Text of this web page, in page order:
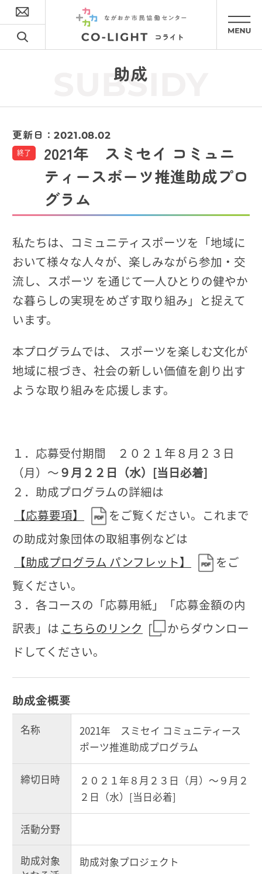
助成
SUBSIDY
更新日：2021.08.02
終了
2021年 スミセイ コミュニ
ティースポーツ推進助成プロ
グラム
私たちは、コミュニティスポーツを「地域に
おいて様々な人々が、楽しみながら参加・交
流し、スポーツ を通じて一人ひとりの健やか
な暮らしの実現をめざす取り組み」と捉えて
います。
本プログラムでは、 スポーツを楽しむ文化が
地域に根づき、社会の新しい価値を創り出す
ような取り組みを応援します。
１．応募受付期間 ２０２１年８月２３日
（月）～９月２２日（水）[当日必着]
２．助成プログラムの詳細は
【応募要項】
をご覧ください。これまで
の助成対象団体の取組事例などは
【助成プログラム パンフレット】
をご
覧ください。
３．各コースの「応募用紙」「応募金額の内
訳表」は こちらのリンク
からダウンロー
ドしてください。
助成金概要
名称
2021年 スミセイ コミュニティース
ポーツ推進助成プログラム
締切日時
２０２１年８月２３日（月）～９月２
２日（水）[当日必着]
活動分野
助成対象
助成対象プロジェクト